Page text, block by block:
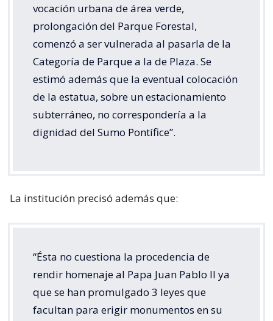
vocación urbana de área verde,
prolongación del Parque Forestal,
comenzó a ser vulnerada al pasarla de la
Categoría de Parque a la de Plaza. Se
estimó además que la eventual colocación
de la estatua, sobre un estacionamiento
subterráneo, no correspondería a la
dignidad del Sumo Pontífice”.
La institución precisó además que:
“Ésta no cuestiona la procedencia de
rendir homenaje al Papa Juan Pablo II ya
que se han promulgado 3 leyes que
facultan para erigir monumentos en su